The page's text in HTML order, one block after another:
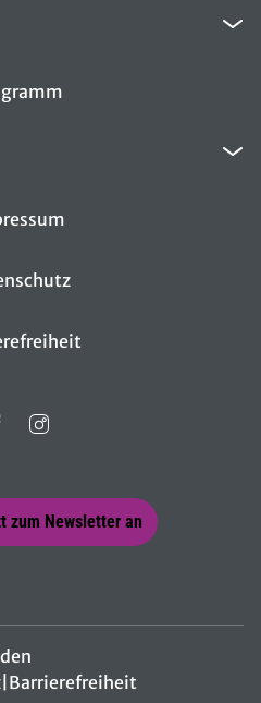
zum Newsletter an
Barrierefreiheit